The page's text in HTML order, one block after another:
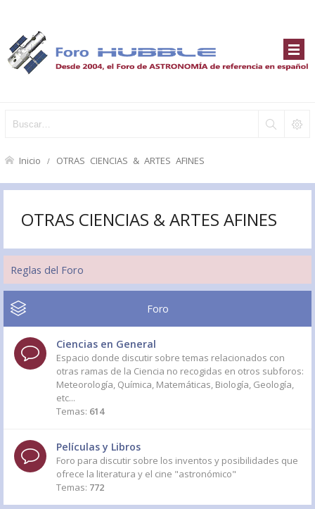
Inicio OTRAS CIENCIAS & ARTES AFINES
OTRAS CIENCIAS & ARTES AFINES
Reglas del Foro
Foro
Ciencias en General
Espacio donde discutir sobre temas relacionados con
otras ramas de la Ciencia no recogidas en otros subforos:
Meteorología, Química, Matemáticas, Biología, Geología,
etc...
Temas: 614
Películas y Libros
Foro para discutir sobre los inventos y posibilidades que
ofrece la literatura y el cine "astronómico"
Temas: 772